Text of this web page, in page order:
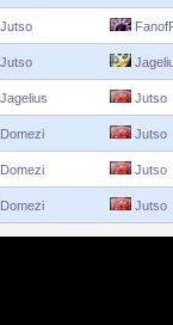
Jutso
Jutso
Jagelius Jutso
Domezi Jutso
Domezi Jutso
Domezi Jutso